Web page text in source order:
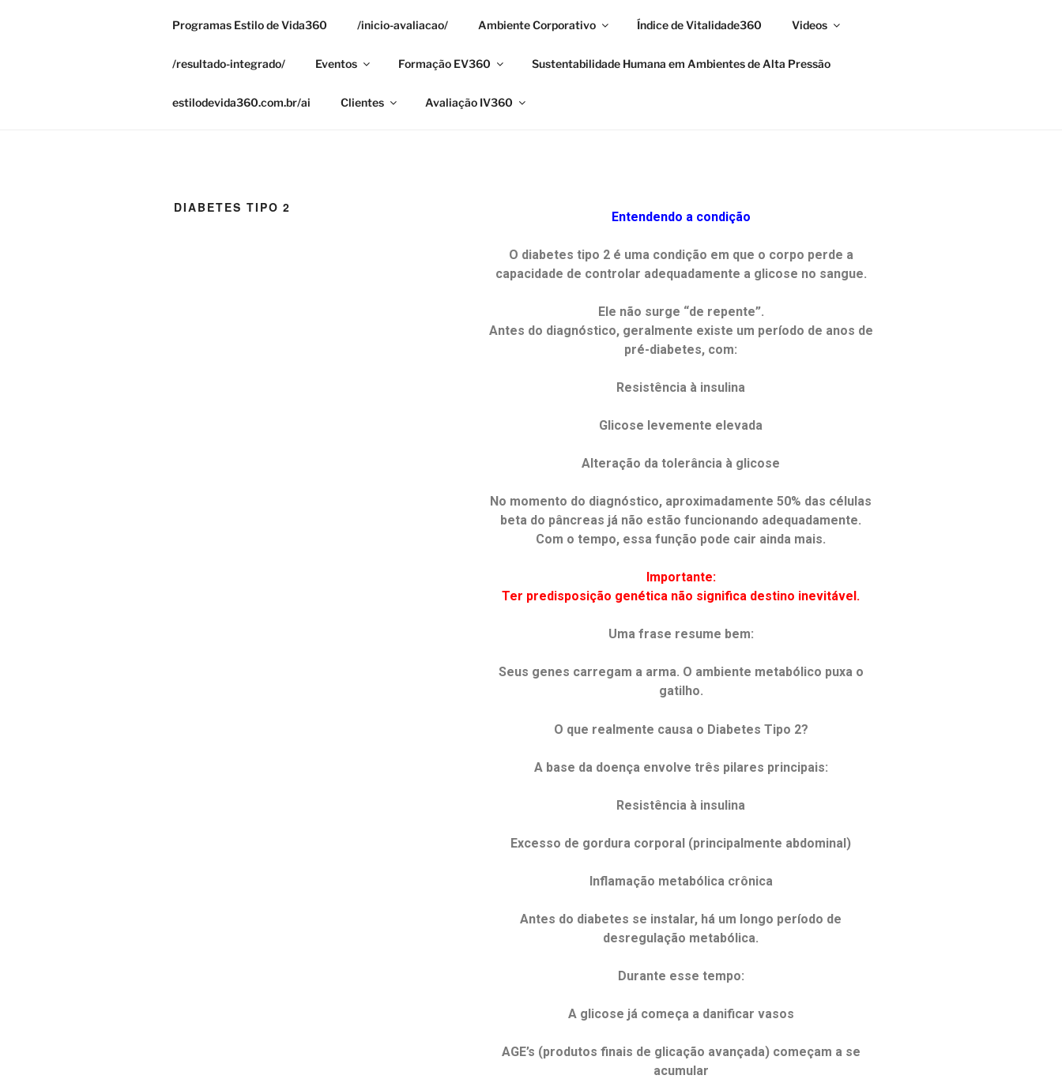
ESTILO DE VIDA360
Programas Estilo de Vida360 /inicio-avaliacao/ Ambiente Corporativo Índice de Vitalidade360 Videos
/resultado-integrado/ Eventos Formação EV360 Sustentabilidade Humana em Ambientes de Alta Pressão
estilodevida360.com.br/ai Clientes Avaliação IV360
DIABETES TIPO 2
Entendendo a condição
O diabetes tipo 2 é uma condição em que o corpo perde a
capacidade de controlar adequadamente a glicose no sangue.
Ele não surge “de repente”.
Antes do diagnóstico, geralmente existe um período de anos de
pré-diabetes, com:
Resistência à insulina
Glicose levemente elevada
Alteração da tolerância à glicose
No momento do diagnóstico, aproximadamente 50% das células
beta do pâncreas já não estão funcionando adequadamente.
Com o tempo, essa função pode cair ainda mais.
Importante:
Ter predisposição genética não significa destino inevitável.
Uma frase resume bem:
Seus genes carregam a arma. O ambiente metabólico puxa o
gatilho.
O que realmente causa o Diabetes Tipo 2?
A base da doença envolve três pilares principais:
Resistência à insulina
Excesso de gordura corporal (principalmente abdominal)
Inflamação metabólica crônica
Antes do diabetes se instalar, há um longo período de
desregulação metabólica.
Durante esse tempo:
A glicose já começa a danificar vasos
AGE’s (produtos finais de glicação avançada) começam a se
acumular